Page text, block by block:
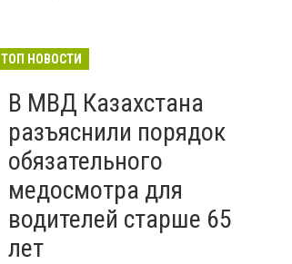
ТОП НОВОСТИ
В МВД Казахстана
разъяснили порядок
обязательного
медосмотра для
водителей старше 65
лет